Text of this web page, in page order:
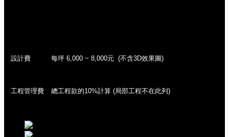
設計費 每坪 6,000 ~ 8,000元 (不含3D效果圖)
工程管理費 總工程款的10%計算 (局部工程不在此列)